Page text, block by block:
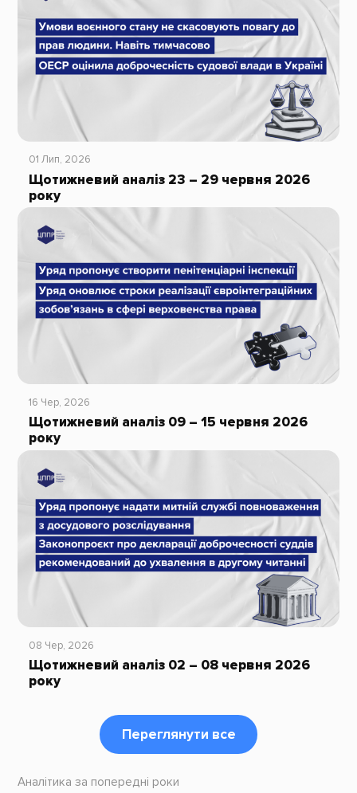
01 Лип, 2026
Щотижневий аналіз 23 – 29 червня 2026
року
16 Чер, 2026
Щотижневий аналіз 09 – 15 червня 2026
року
08 Чер, 2026
Щотижневий аналіз 02 – 08 червня 2026
року
Переглянути все
Аналітика за попередні роки